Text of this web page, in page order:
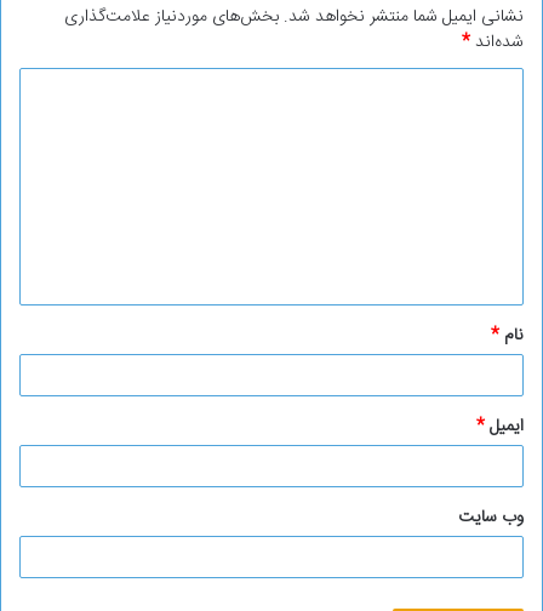
نشانی ایمیل شما منتشر نخواهد شد. بخش‌های موردنیاز علامت‌گذاری
شده‌اند*
*
نام *
ایمیل*
وب‌ سایت